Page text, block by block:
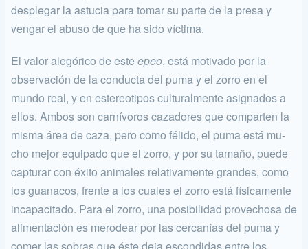
desplegar la astucia para tomar su parte de la pre­sa y
vengar el abuso de que ha sido víctima.
El valor alegórico de este epeo, está motivado por la
observación de la conducta del puma y el zorro en el
mundo real, y en estereotipos culturalmente asignados a
ellos. Ambos son carnívoros cazadores que comparten la
misma área de caza, pero como félido, el puma está mu­
cho mejor equipado que el zorro, y por su tamaño, puede
capturar con éxito animales relativamente grandes, como
los guanacos, frente a los cuales el zorro está físicamente
incapacitado. Para el zorro, una po­sibilidad provechosa de
alimentación es merodear por las cercanías del puma y